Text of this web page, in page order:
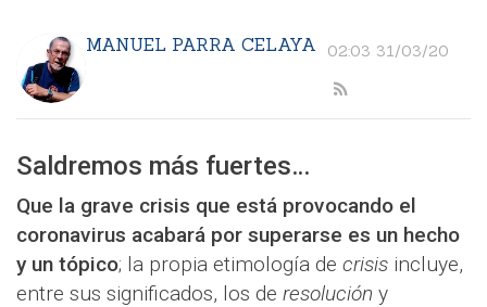
MANUEL PARRA CELAYA 02:03 31/03/20
Saldremos más fuertes…
Que la grave crisis que está provocando el
coronavirus acabará por superarse es un hecho
y un tópico; la propia etimología de crisis incluye,
entre sus significados, los de resolución y